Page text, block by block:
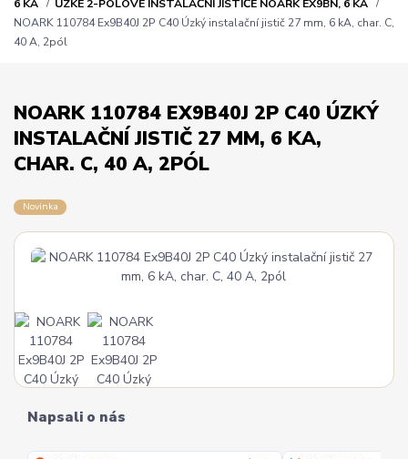
6 KA
ÚZKÉ 2-PÓLOVÉ INSTALAČNÍ JISTIČE NOARK EX9BN, 6 KA
NOARK 110784 Ex9B40J 2P C40 Úzký instalační jistič 27 mm, 6 kA, char. C,
40 A, 2pól
NOARK 110784 EX9B40J 2P C40 ÚZKÝ
INSTALAČNÍ JISTIČ 27 MM, 6 KA,
CHAR. C, 40 A, 2PÓL
Novinka
Napsali o nás